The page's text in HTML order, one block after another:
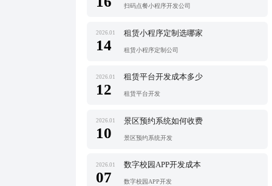
扫码点餐小程序开发公司
2026.01
14
租赁小程序定制选哪家
租赁小程序定制公司
2026.01
12
租赁平台开发成本多少
租赁平台开发
2026.01
10
景区预约系统如何收费
景区预约系统开发
2026.01
07
数字校园APP开发成本
数字校园APP开发